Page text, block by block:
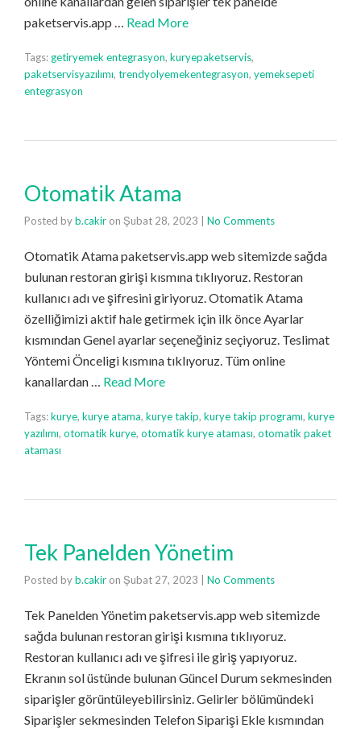
paketservis.app … Read More
Tags: getiryemek entegrasyon, kuryepaketservis,
paketservisyazılımı, trendyolyemekentegrasyon, yemeksepeti
entegrasyon
Otomatik Atama
Posted byb.cakir on Şubat 28, 2023 No Comments
Otomatik Atama paketservis.app web sitemizde sağda
bulunan restoran girişi kısmına tıklıyoruz. Restoran
kullanıcı adı ve şifresini giriyoruz. Otomatik Atama
özelliğimizi aktif hale getirmek için ilk önce Ayarlar
kısmından Genel ayarlar seçeneğiniz seçiyoruz. Teslimat
Yöntemi Önceligi kısmına tıklıyoruz. Tüm online
kanallardan … Read More
Tags:kurye, kurye atama, kurye takip, kurye takip programı, kurye
yazılımı, otomatik kurye, otomatik kurye ataması, otomatik paket
ataması
Tek Panelden Yönetim
Posted byb.cakir on Şubat 27, 2023 No Comments
Tek Panelden Yönetim paketservis.app web sitemizde
sağda bulunan restoran girişi kısmına tıklıyoruz.
Restoran kullanıcı adı ve şifresi ile giriş yapıyoruz.
Ekranın sol üstünde bulunan Güncel Durum sekmesinden
siparişler görüntüleyebilirsiniz. Gelirler bölümündeki
Siparişler sekmesinden Telefon Siparişi Ekle kısmından